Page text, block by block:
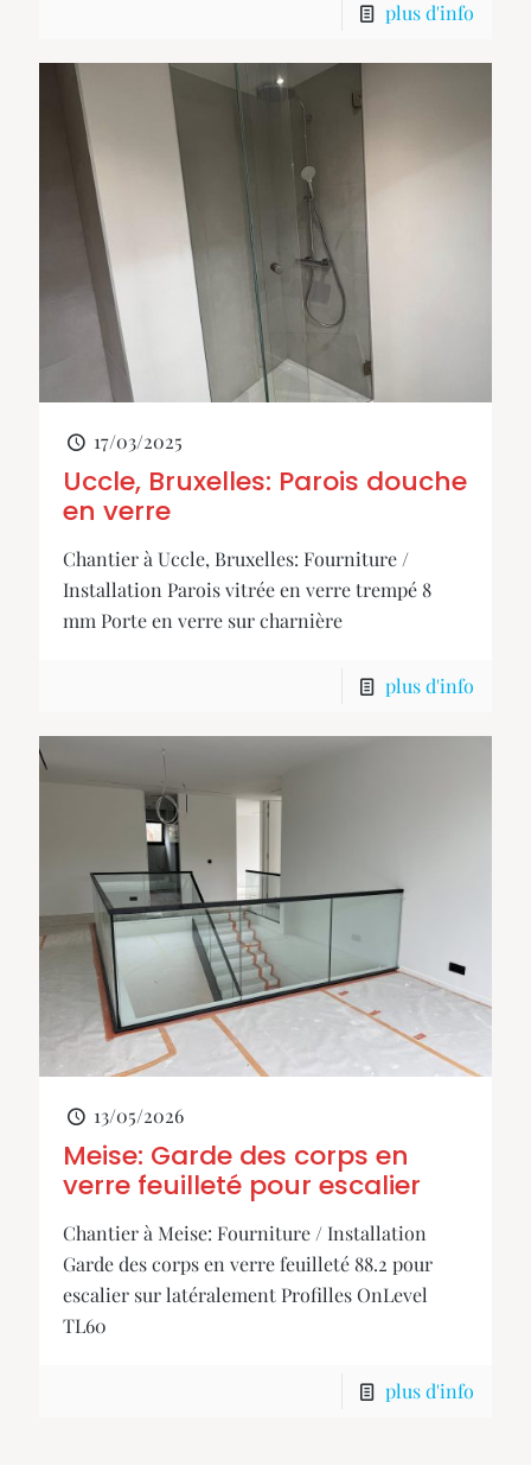
plus d'info
17/03/2025
Uccle, Bruxelles: Parois douche
en verre
Chantier à Uccle, Bruxelles: Fourniture /
Installation Parois vitrée en verre trempé 8
mm Porte en verre sur charnière
plus d'info
13/05/2026
Meise: Garde des corps en
verre feuilleté pour escalier
Chantier à Meise: Fourniture / Installation
Garde des corps en verre feuilleté 88.2 pour
escalier sur latéralement Profilles OnLevel
TL60
plus d'info